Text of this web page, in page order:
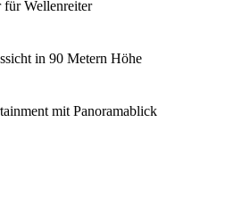
Wellenreiter
in 90 Metern Höhe
mit Panoramablick